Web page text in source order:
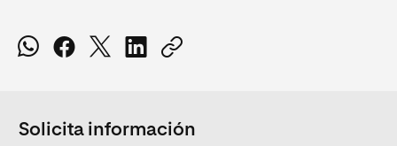
Solicita información